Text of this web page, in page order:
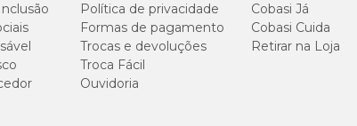
(mín.)
Política de privacidade
Formas de pagamento
Trocas e devoluções
Troca Fácil
Ouvidoria
Cobasi Já
Cobasi Cuida
Retirar na Loja